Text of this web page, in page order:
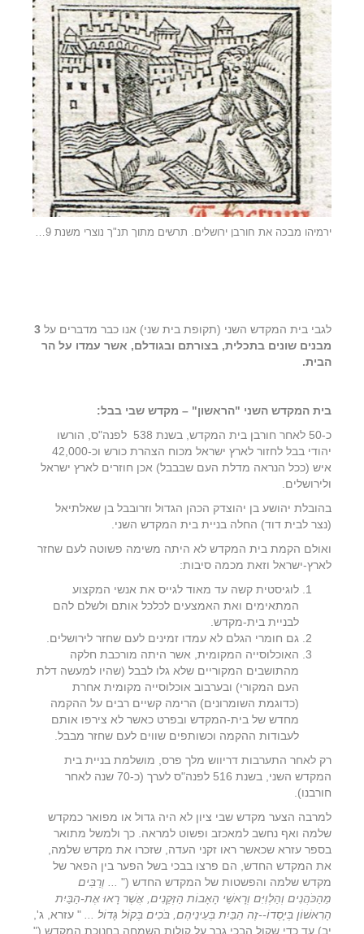
ירמיהו מבכה את חורבן ירושלים. תרשים מתוך תנ"ך נוצרי משנת 1519
לגבי בית המקדש השני (תקופת בית שני) אנו כבר מדברים על 3
מבנים שונים בתכלית, בצורתם ובגודלם, אשר עמדו על הר
הבית.
בית המקדש השני "הראשון" – מקדש שבי בבל:
כ-50 לאחר חורבן בית המקדש, בשנת 538 לפנה"ס, הורשו
יהודי בבל לחזור לארץ ישראל מכוח הצהרת כורש וכ-42,000
איש (ככל הנראה מדלת העם שבבבל) אכן חוזרים לארץ ישראל
ולירושלים.
בהובלת יהושע בן יהוצדק הכהן הגדול וזרובבל בן שאלתיאל
(נצר לבית דוד) החלה בניית בית המקדש השני.
ואולם הקמת בית המקדש לא היתה משימה פשוטה לעם שחזר
לארץ-ישראל וזאת מכמה סיבות:
לוגיסטית קשה עד מאוד לגייס את אנשי המקצוע
המתאימים ואת האמצעים לכלכל אותם ולשלם להם
לבניית בית-מקדש.
גם חומרי הגלם לא עמדו זמינים לעם שחזר לירושלים.
האוכלוסייה המקומית, אשר היתה מורכבת חלקה
מהתושבים המקוריים שלא גלו לבבל (שהיו למעשה דלת
העם המקורי) ובערבוב אוכלוסייה מקומית אחרת
(כדוגמת השומרונים) הרימה קשיים רבים על ההקמה
מחדש של בית-המקדש ובפרט כאשר לא צירפו אותם
לעבודות ההקמה וכשותפים שווים לעם שחזר מבבל.
רק לאחר התערבות דריווש מלך פרס, מושלמת בניית בית
המקדש השני, בשנת 516 לפנה"ס לערך (כ-70 שנה לאחר
חורבנו).
למרבה הצער מקדש שבי ציון לא היה גדול או מפואר כמקדש
שלמה ואף נחשב למאכזב ופשוט למראה. כך ולמשל מתואר
בספר עזרא שכאשר ראו זקני העדה, שזכרו את מקדש שלמה,
את המקדש החדש, הם פרצו בבכי בשל הפער בין הפאר של
מקדש שלמה והפשטות של המקדש החדש (" ... וְרַבִּים
מֵהַכֹּהֲנִים וְהַלְוִיִּם וְרָאשֵׁי הָאָבוֹת הַזְּקֵנִים, אֲשֶׁר רָאוּ אֶת-הַבַּיִת
הָרִאשׁוֹן בְּיָסְדוֹ--זֶה הַבַּיִת בְּעֵינֵיהֶם, בֹּכִים בְּקוֹל גָּדוֹל ... " עזרא, ג',
יב) עד כדי שקול הבכי גבר על קולות השמחה בחנוכת המקדש ("